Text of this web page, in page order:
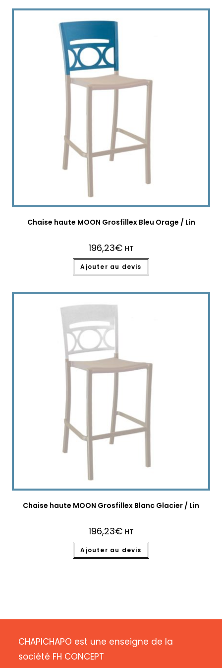
Chaise haute MOON Grosfillex Bleu Orage / Lin
196,23€ HT
Ajouter au devis
Chaise haute MOON Grosfillex Blanc Glacier / Lin
196,23€ HT
Ajouter au devis
CHAPICHAPO est une enseigne de la
société FH CONCEPT